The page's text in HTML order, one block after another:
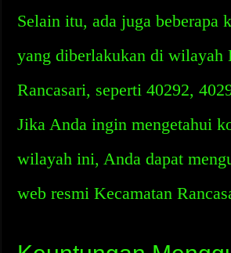
Selain itu, ada juga beberapa
yang diberlakukan di wilayah
Rancasari, seperti 40292,
Jika Anda ingin mengetahui
wilayah ini, Anda dapat
web resmi Kecamatan